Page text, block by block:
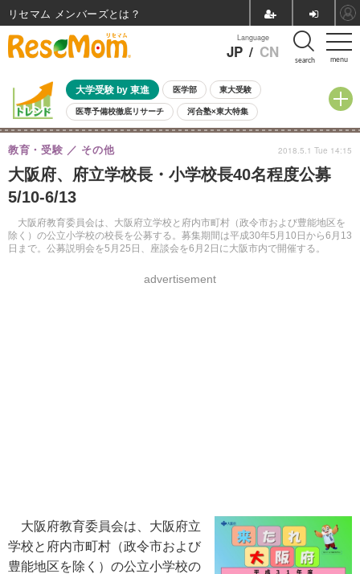
menu
Language
JP / CN search
大学受験 by 東進 医学部 東大受験
医専予備校徹底リサーチ 河合塾×東大特集
親子で考える大学選び 高校受験 中学受験 小学校受験
共通テスト 夏休み
8月開催イベント・WS 全国公立高校 過去問 人気記事
自由研究教材（小学生向け）
大阪府、府立学校長・小学校長40名程度公募
5/10-6/13
大阪府教育委員会は、大阪府立学校と府内市町村（政令市および豊能地区を
除く）の公立小学校の校長を公募する。募集期間は平成30年5月10日から6月13
日まで。公募説明会を5月25日、座談会を6月2日に大阪市内で開催する。
教育・受験 その他
advertisement
2018.5.1 Tue 14:15
大阪府教育委員会は、大阪府立
学校と府内市町村（政令市および
豊能地区を除く）の公立小学校の
リセマム メンバーズ